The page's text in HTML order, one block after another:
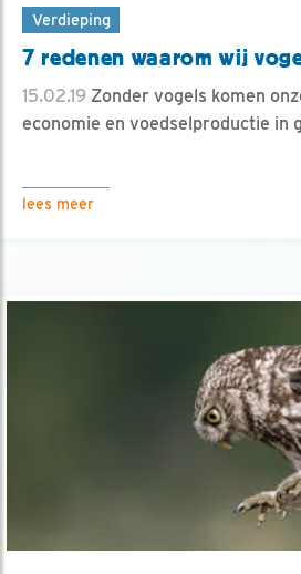
Verdieping
7 redenen waarom wij
15.02.19 Zonder vogels komen
economie en voedselproductie in
lees meer